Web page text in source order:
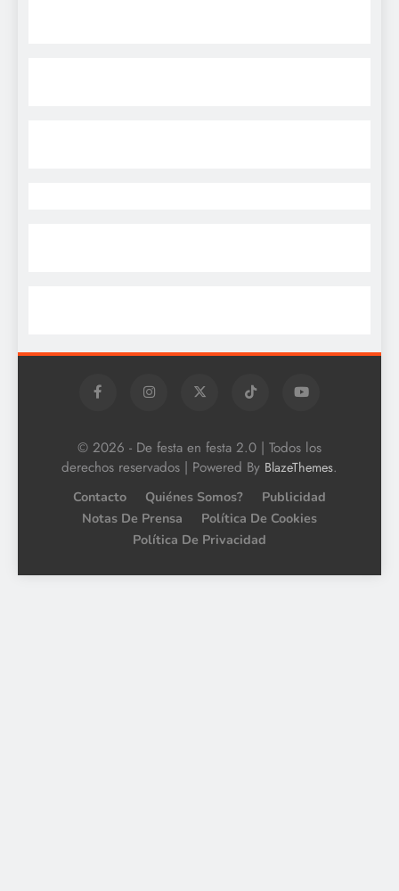
© 2026 - De festa en festa 2.0 | Todos los
derechos reservados | Powered By BlazeThemes.
Contacto Quiénes Somos?
Publicidad
Notas De Prensa
Política De Cookies
Política De Privacidad